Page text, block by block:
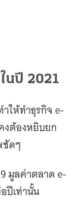
นปี 2021
ให้ทำธุรกิจ e-
งต้องหยิบยก
ชัดๆ
มูลค่าตลาด e-
ปีเท่านั้น